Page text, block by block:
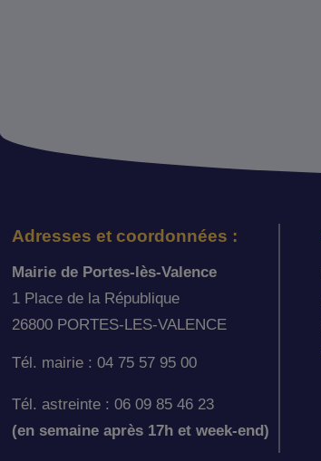
Adresses et coordonnées :
Mairie de Portes-lès-Valence
1 Place de la République
26800 PORTES-LES-VALENCE
Tél. mairie : 04 75 57 95 00
Tél. astreinte : 06 09 85 46 23
(en semaine après 17h et week-end)